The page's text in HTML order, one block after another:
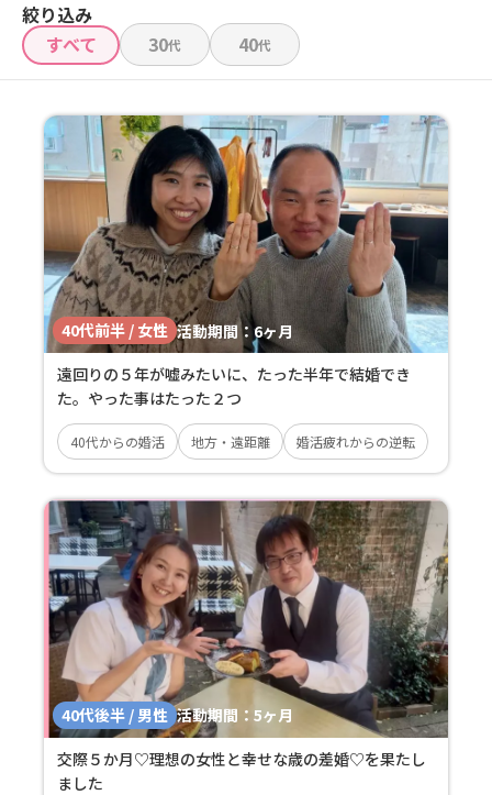
絞り込み
すべて
30代 40代
40代前半 / 女性 活動期間：6ヶ月
遠回りの５年が嘘みたいに、たった半年で結婚でき
た。やった事はたった２つ
40代からの婚活 地方・遠距離 婚活疲れからの逆転
40代後半 / 男性 活動期間： 5ヶ月
交際５か月♡理想の女性と幸せな歳の差婚♡を果たし
ました